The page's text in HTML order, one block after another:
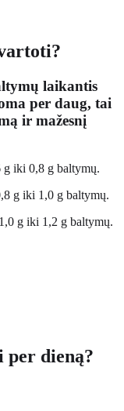
laikantis
per daug, tai
ir mažesnį
g iki 0,8 g baltymų.
g iki 1,0 g baltymų.
g iki 1,2 g baltymų.
dieną?